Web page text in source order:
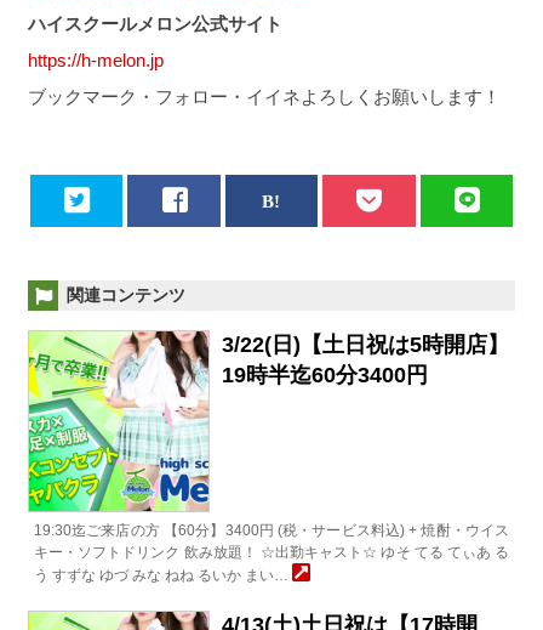
ハイスクールメロン公式サイト
https://h-melon.jp
ブックマーク・フォロー・イイネよろしくお願いします！
関連コンテンツ
3/22(日)【土日祝は5時開店】
19時半迄60分3400円
19:30迄ご来店の方 【60分】3400円 (税・サービス料込) + 焼酎・ウイス
キー・ソフトドリンク 飲み放題！ ☆出勤キャスト☆ ゆそ てる てぃあ る
う すずな ゆづ みな ねね るいか まい…
4/13(土)土日祝は【17時開